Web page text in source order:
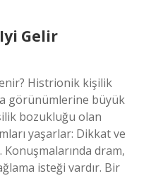
Gelir
Histrionik kişilik
görünümlerine büyük
bozukluğu olan
yaşarlar: Dikkat ve
Konuşmalarında dram,
isteği vardır. Bir